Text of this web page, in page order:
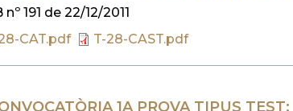
nº 191 de 22/12/2011
CAT.pdf
T-28-CAST.pdf
1A PROVA TIPUS